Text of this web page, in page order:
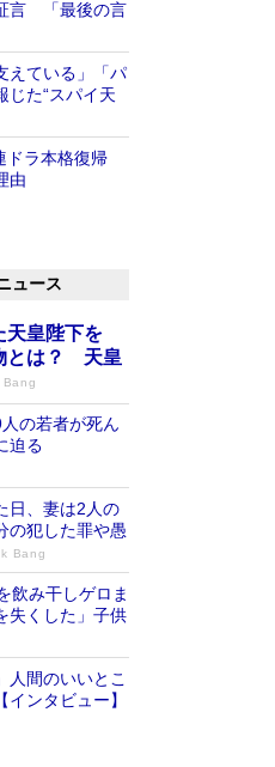
言 「最後の言
えている」「パ
じた“スパイ天
ドラ本格復帰
由
ュース
天皇陛下を
とは？ 天皇
Bang
の若者が死ん
迫る
日、妻は2人の
の犯した罪や愚
Bang
飲み干しゲロま
失くした」子供
人間のいいとこ
ンタビュー】